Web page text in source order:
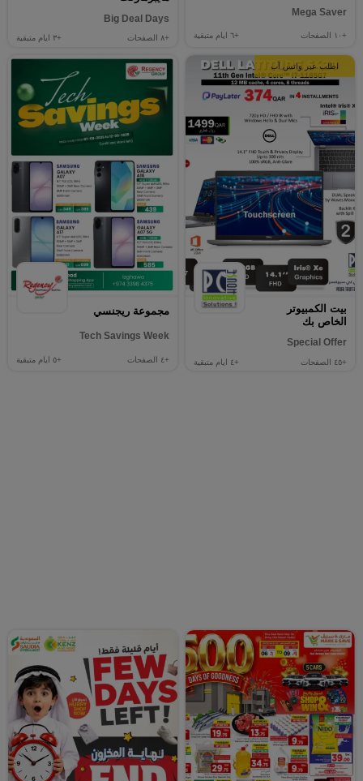
Mega Saver
+١٠ الصفحات +٦ ايام متبقية
Big Deal Days
+٨ الصفحات +٣ ايام متبقية
اطلب عبر واتس آب
بيت الكمبيوتر
الخاص بك
Special Offer
+٤٥ الصفحات +٤ ايام متبقية
مجموعة ريجنسي
Tech Savings Week
+٤ الصفحات +٥ ايام متبقية